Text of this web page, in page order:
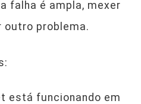
falha é ampla, mexer
outro problema.
está funcionando em